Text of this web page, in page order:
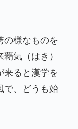
様なものを
気（はき）
ると漢学を
で、どうも始